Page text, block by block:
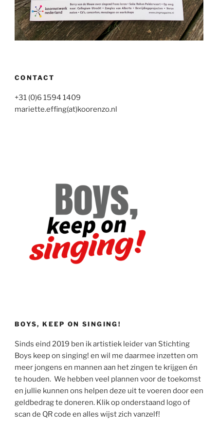
CONTACT
+31 (0)6 1594 1409
mariette.effing(at)koorenzo.nl
BOYS, KEEP ON SINGING!
Sinds eind 2019 ben ik artistiek leider van Stichting
Boys keep on singing! en wil me daarmee inzetten om
meer jongens en mannen aan het zingen te krijgen én
te houden. We hebben veel plannen voor de toekomst
en jullie kunnen ons helpen deze uit te voeren door een
geldbedrag te doneren. Klik op onderstaand logo of
scan de QR code en alles wijst zich vanzelf!